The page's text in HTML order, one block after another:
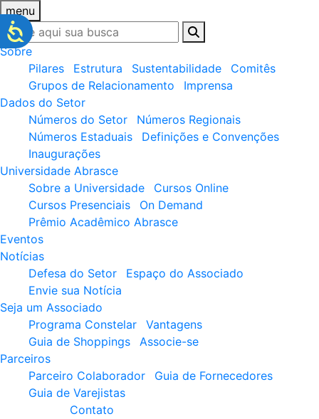
menu
Sobre
Pilares
Estrutura Sustentabilidade
Comitês
Grupos de Relacionamento
Imprensa
Dados do Setor
Números do Setor
Números Regionais
Números Estaduais
Definições e Convenções
Inaugurações
Universidade Abrasce
Sobre a Universidade
Cursos Online
Cursos Presenciais
On Demand
Prêmio Acadêmico Abrasce
Eventos
Notícias
Defesa do Setor
Espaço do Associado
Envie sua Notícia
Seja um Associado
Programa Constelar
Vantagens
Guia de Shoppings
Associe-se
Parceiros
Parceiro Colaborador
Guia de Fornecedores
Guia de Varejistas
Contato